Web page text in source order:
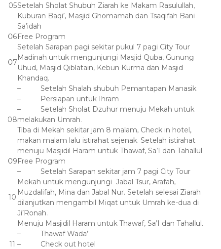
05Setelah Sholat Shubuh Ziarah ke Makam Rasulullah,
Kuburan Baqi’, Masjid Ghomamah dan Tsaqifah Bani
Sa’idah
06Free Program
07
Setelah Sarapan pagi sekitar pukul 7 pagi City Tour
Madinah untuk mengunjungi Masjid Quba, Gunung
Uhud, Masjid Qiblatain, Kebun Kurma dan Masjid
Khandaq.
08
– Setelah Shalah shubuh Pemantapan Manasik
– Persiapan untuk Ihram
– Setelah Sholat Dzuhur menuju Mekah untuk
melakukan Umrah.
Tiba di Mekah sekitar jam 8 malam, Check in hotel,
makan malam lalu istirahat sejenak. Setelah istirahat
menuju Masjidil Haram untuk Thawaf, Sa’I dan Tahallul.
09Free Program
10
– Setelah Sarapan sekitar jam 7 pagi City Tour
Mekah untuk mengunjungi Jabal Tsur, Arafah,
Muzdalifah, Mina dan Jabal Nur. Setelah selesai Ziarah
dilanjutkan mengambil Miqat untuk Umrah ke-dua di
Ji’Ronah.
Menuju Masjidil Haram untuk Thawaf, Sa’I dan Tahallul.
11
– Thawaf Wada’
– Check out hotel